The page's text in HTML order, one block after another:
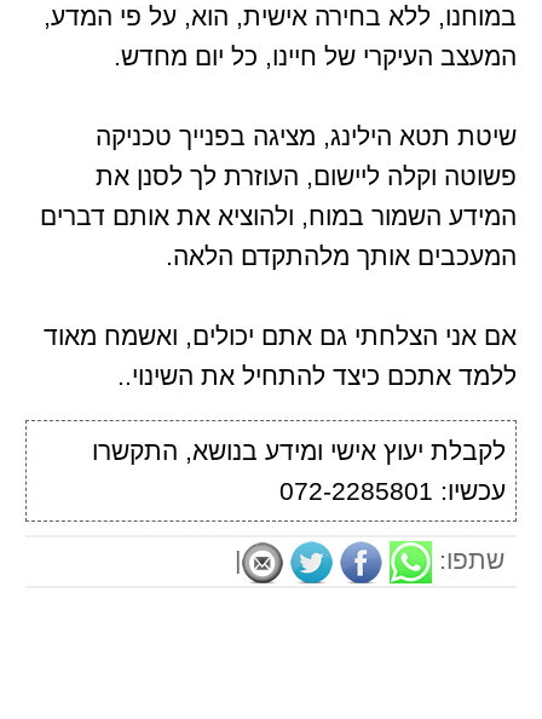
במוחנו, ללא בחירה אישית, הוא, על פי המדע,
המעצב העיקרי של חיינו, כל יום מחדש.
שיטת תטא הילינג, מציגה בפנייך טכניקה
פשוטה וקלה ליישום, העוזרת לך לסנן את
המידע השמור במוח, ולהוציא את אותם דברים
המעכבים אותך מלהתקדם הלאה.
אם אני הצלחתי גם אתם יכולים, ואשמח מאוד
ללמד אתכם כיצד להתחיל את השינוי..
לקבלת יעוץ אישי ומידע בנושא, התקשרו
עכשיו: 072-2285801
שתפו: |